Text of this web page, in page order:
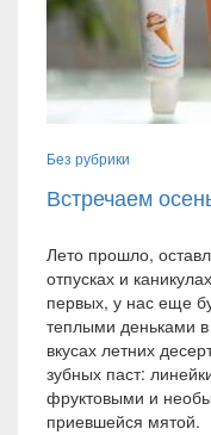
Без рубрики
Встречаем
Лето прошло,
отпусках и
первых, у нас еще
теплыми деньками
вкусах летних
зубных паст:
фруктовыми и
приевшейся мятой.